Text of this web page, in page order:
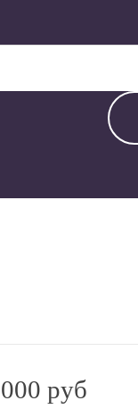
руб